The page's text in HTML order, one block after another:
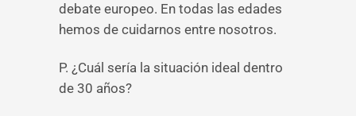
debate europeo. En todas las edades
hemos de cuidarnos entre nosotros.
P. ¿Cuál sería la situación ideal dentro
de 30 años?